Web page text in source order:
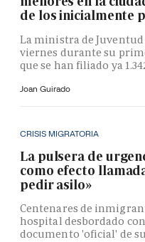
de los inicialmente
La ministra de Juventud
viernes durante su
que se han filiado ya
Joan Guirado
CRISIS MIGRATORIA
La pulsera de
como efecto
pedir asilo»
Centenares de
hospital desbordado
documento 'oficial' de